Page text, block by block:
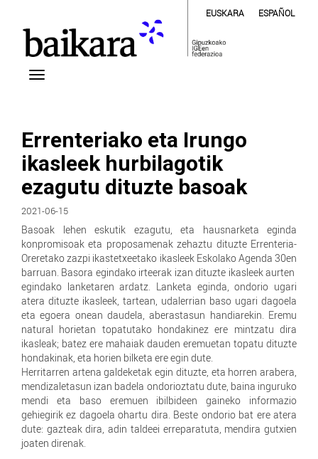
EUSKARA ESPAÑOL
Errenteriako eta Irungo
ikasleek hurbilagotik
ezagutu dituzte basoak
2021-06-15
Basoak lehen eskutik ezagutu, eta hausnarketa eginda
konpromisoak eta proposamenak zehaztu dituzte Errenteria-
Oreretako zazpi ikastetxeetako ikasleek Eskolako Agenda 30en
barruan. Basora egindako irteerak izan dituzte ikasleek aurten
egindako lanketaren ardatz. Lanketa eginda, ondorio ugari
atera dituzte ikasleek, tartean, udalerrian baso ugari dagoela
eta egoera onean daudela, aberastasun handiarekin. Eremu
natural horietan topatutako hondakinez ere mintzatu dira
ikasleak; batez ere mahaiak dauden eremuetan topatu dituzte
hondakinak, eta horien bilketa ere egin dute.
Herritarren artena galdeketak egin dituzte, eta horren arabera,
mendizaletasun izan badela ondorioztatu dute, baina inguruko
mendi eta baso eremuen ibilbideen gaineko informazio
gehiegirik ez dagoela ohartu dira. Beste ondorio bat ere atera
dute: gazteak dira, adin taldeei erreparatuta, mendira gutxien
joaten direnak.